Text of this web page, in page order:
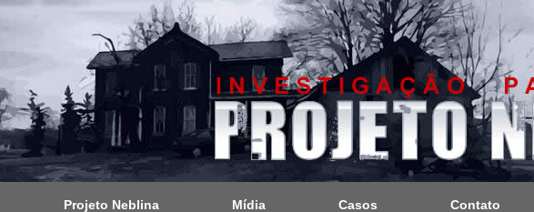
Projeto Neblina Mídia Casos Contato